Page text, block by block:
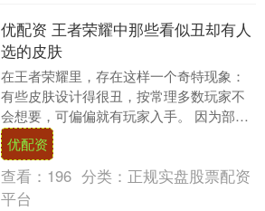
优配资 王者荣耀中那些看似丑却有人
选的皮肤
在王者荣耀里，存在这样一个奇特现象：
有些皮肤设计得很丑，按常理多数玩家不
会想要，可偏偏就有玩家入手。 因为部分
皮肤设计独特，虽外观丑，但特效与手感
出色。 对于颜....
优配资
查看： 196 分类： 正规实盘股票配资
平台